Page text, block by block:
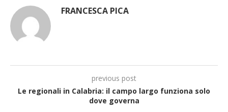
FRANCESCA PICA
previous post
Le regionali in Calabria: il campo largo funziona solo
dove governa